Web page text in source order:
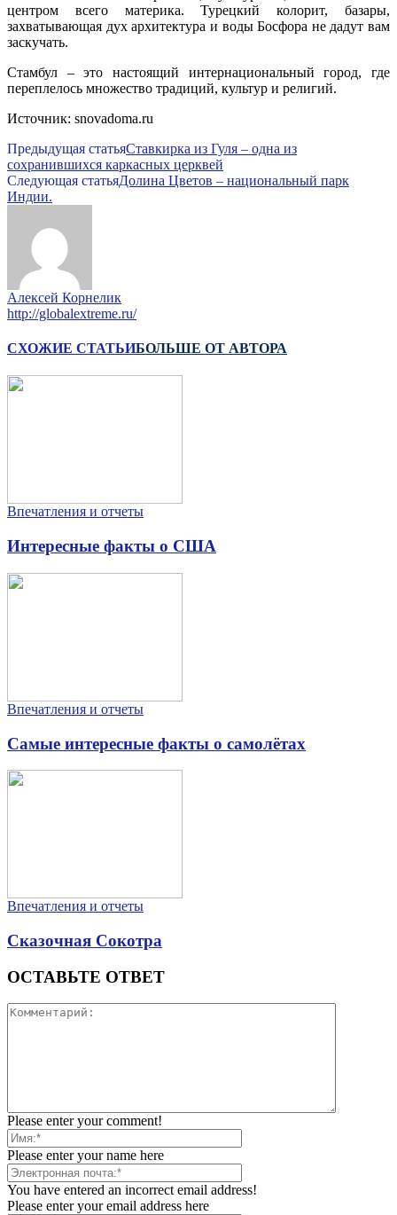
центром всего материка. Турецкий колорит, базары,
захватывающая дух архитектура и воды Босфора не дадут вам
заскучать.
Стамбул – это настоящий интернациональный город, где
переплелось множество традиций, культур и религий.
Источник: snovadoma.ru
Предыдущая статьяСтавкирка из Гуля – одна из
сохранившихся каркасных церквей
Следующая статьяДолина Цветов – национальный парк
Индии.
Алексей Корнелик
http://globalextreme.ru/
СХОЖИЕ СТАТЬИБОЛЬШЕ ОТ АВТОРА
Впечатления и отчеты
Интересные факты о США
Впечатления и отчеты
Самые интересные факты о самолётах
Впечатления и отчеты
Сказочная Сокотра
ОСТАВЬТЕ ОТВЕТ
Please enter your comment!
Please enter your name here
You have entered an incorrect email address!
Please enter your email address here